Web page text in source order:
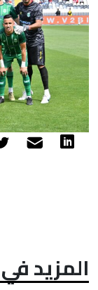
المزيد